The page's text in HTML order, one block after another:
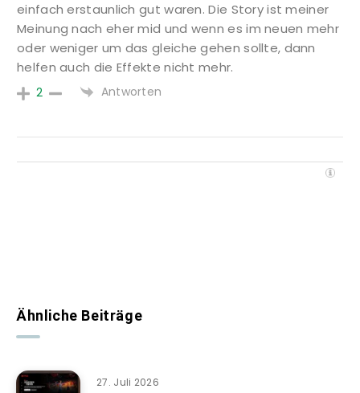
einfach erstaunlich gut waren. Die Story ist meiner
Meinung nach eher mid und wenn es im neuen mehr
oder weniger um das gleiche gehen sollte, dann
helfen auch die Effekte nicht mehr.
2 Antworten
Ähnliche Beiträge
27. Juli 2026